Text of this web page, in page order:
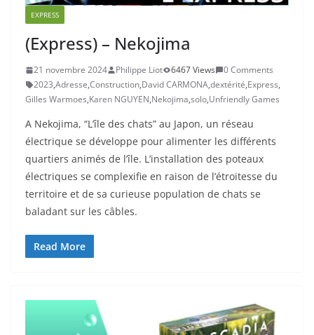
EXPRESS
(Express) – Nekojima
21 novembre 2024 Philippe Liot 6467 Views
0 Comments
2023,Adresse,Construction,David CARMONA,dextérité,Express,
Gilles Warmoes,Karen NGUYEN,Nekojima,solo,Unfriendly Games
A Nekojima, “L’île des chats” au Japon, un réseau
électrique se développe pour alimenter les différents
quartiers animés de l’île. L’installation des poteaux
électriques se complexifie en raison de l’étroitesse du
territoire et de sa curieuse population de chats se
baladant sur les câbles.
Read More